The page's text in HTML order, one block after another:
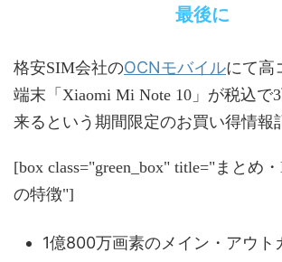
最後に
格安SIM会社のOCNモバイルにて高
端末「Xiaomi Mi Note 10」が税込で
来るという期間限定のお買い得情報
[box class="green_box" title="まとめ
の特徴"]
1億800万画素のメイン・アウト